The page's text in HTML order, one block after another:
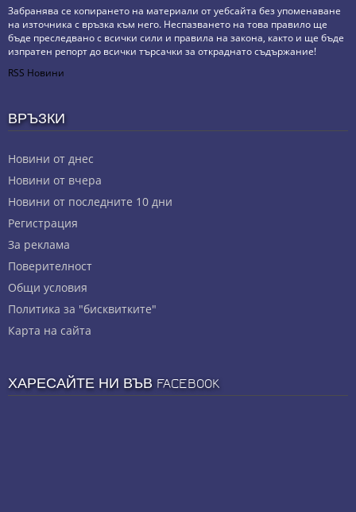
Забранява се копирането на материали от уебсайта без упоменаване
на източника с връзка към него. Неспазването на това правило ще
бъде преследвано с всички сили и правила на закона, както и ще бъде
изпратен репорт до всички търсачки за откраднато съдържание!
RSS Новини
ВРЪЗКИ
Новини от днес
Новини от вчера
Новини от последните 10 дни
Регистрация
За реклама
Πoвepитeлнocт
Общи условия
Политика за "бисквитките"
Карта на сайта
ХАРЕСАЙТЕ НИ ВЪВ FACEBOOK